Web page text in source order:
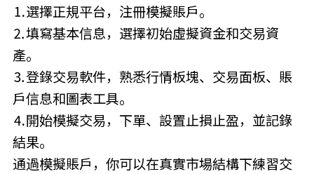
⒈選擇正規平台，注冊模擬賬戶。
⒉填寫基本信息，選擇初始虛擬資金和交易資
產。
⒊登錄交易軟件，熟悉行情板塊、交易面板、賬
戶信息和圖表工具。
⒋開始模擬交易，下單、設置止損止盈，並記錄
結果。
通過模擬賬戶，你可以在真實市場結構下練習交